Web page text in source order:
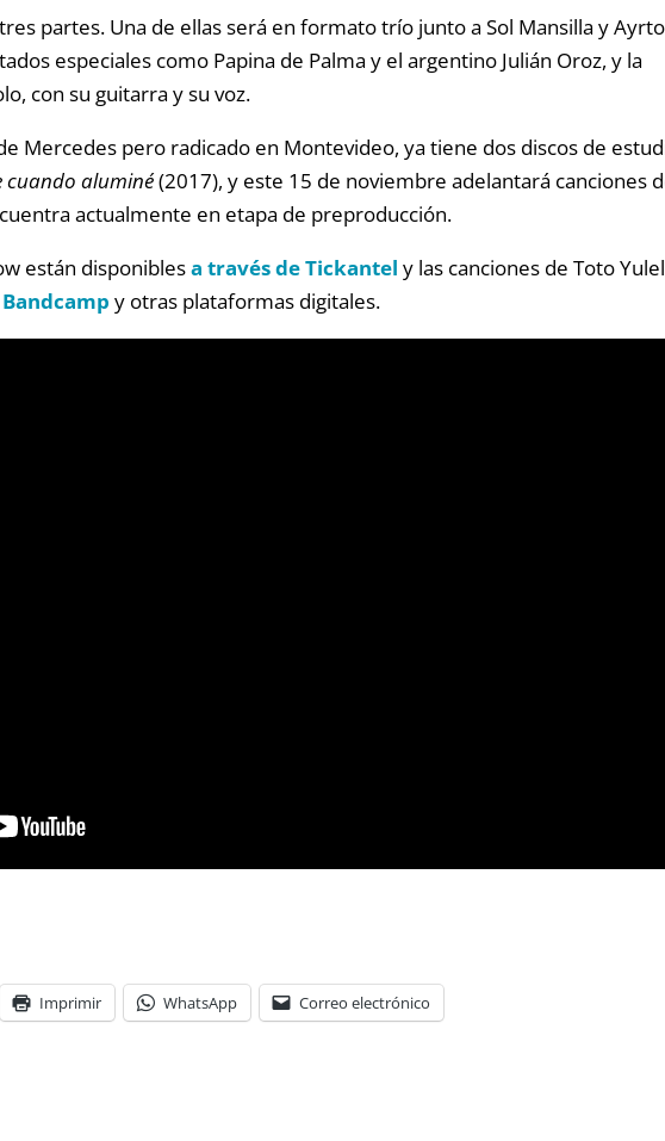
partes. Una de ellas será en formato trío junto a Sol Mansilla y
especiales como Papina de Palma y el argentino Julián Oroz, y la
con su guitarra y su voz.
Mercedes pero radicado en Montevideo, ya tiene dos discos de
cuando aluminé(2017), y este 15 de noviembre adelantará canciones
actualmente en etapa de preproducción.
están disponiblesa través de Tickantel y las canciones de Toto
Bandcamp y otras plataformas digitales.
Imprimir WhatsApp Correo electrónico